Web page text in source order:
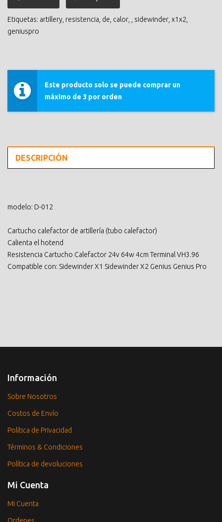
Etiquetas: artillery resistencia de calor sidewinder x1x2
geniuspro
Este producto solo se puede comprar un
máximo de 3 por orden
DESCRIPCIÓN
modelo: D-012
Cartucho calefactor de artillería (tubo calefactor)
Calienta el hotend
Resistencia Cartucho Calefactor 24v 64w 4cm Terminal VH3.96
Compatible con: Sidewinder X1 Sidewinder X2 Genius Genius Pro
Información
Sobre Nosotros
Costos de Envío
Política de Privacidad
Términos & Condiciones
Política de devoluciones
Mi Cuenta
Mi Cuenta